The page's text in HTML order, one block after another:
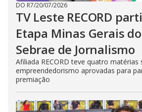
DO R7/20/07/2026
TV Leste RECORD
Etapa Minas Gerais
Sebrae de Jornalismo
Afiliada RECORD teve quatro matérias
empreendedorismo aprovadas para
premiação